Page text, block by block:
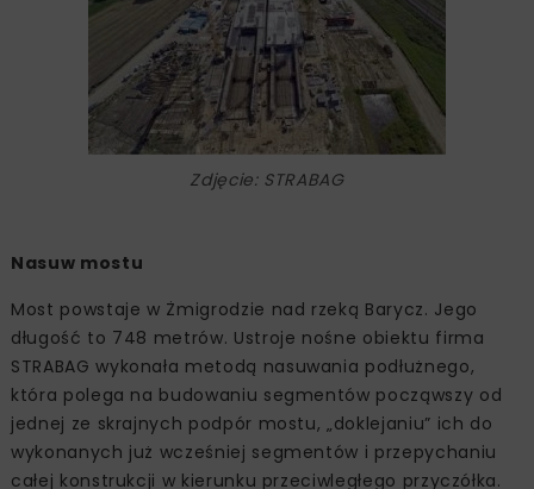
Zdjęcie: STRABAG
Nasuw mostu
Most powstaje w Żmigrodzie nad rzeką Barycz. Jego
długość to 748 metrów. Ustroje nośne obiektu firma
STRABAG wykonała metodą nasuwania podłużnego,
która polega na budowaniu segmentów począwszy od
jednej ze skrajnych podpór mostu, „doklejaniu” ich do
wykonanych już wcześniej segmentów i przepychaniu
całej konstrukcji w kierunku przeciwległego przyczółka.